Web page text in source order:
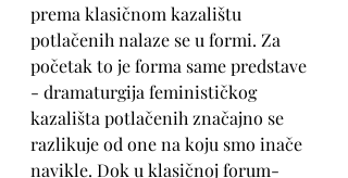
prema klasičnom kazalištu
potlačenih nalaze se u formi. Za
početak to je forma same predstave
- dramaturgija feminističkog
kazališta potlačenih značajno se
razlikuje od one na koju smo inače
navikle. Dok u klasičnoj forum-